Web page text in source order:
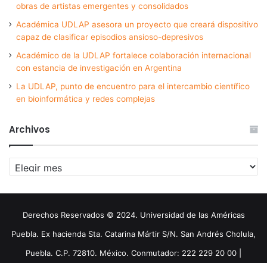
obras de artistas emergentes y consolidados
Académica UDLAP asesora un proyecto que creará dispositivo
capaz de clasificar episodios ansioso-depresivos
Académico de la UDLAP fortalece colaboración internacional
con estancia de investigación en Argentina
La UDLAP, punto de encuentro para el intercambio científico
en bioinformática y redes complejas
Archivos
Archivos
Derechos Reservados © 2024. Universidad de las Américas
Puebla. Ex hacienda Sta. Catarina Mártir S/N. San Andrés Cholula,
Puebla. C.P. 72810. México. Conmutador: 222 229 20 00 |